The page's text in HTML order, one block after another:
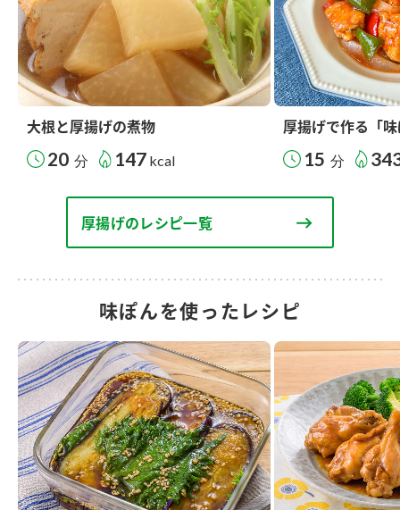
大根と厚揚げの煮物
20 分 147 kcal
厚揚げで作る「
15 分
厚揚げのレシピ一覧
味ぽんを使ったレシピ